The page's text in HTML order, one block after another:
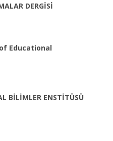
DERGİSİ
Educational
BİLİMLER ENSTİTÜSÜ